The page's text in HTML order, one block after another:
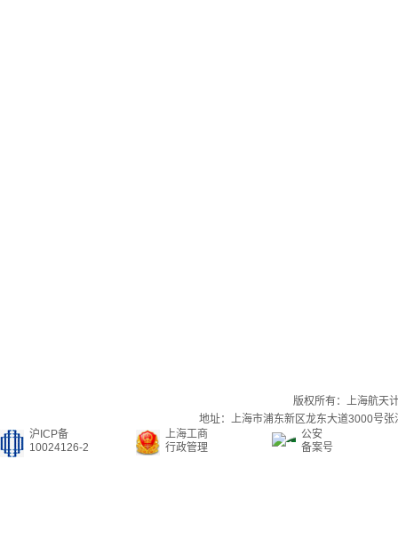
版权所有：上海航天
地址：上海市浦东新区龙东大道3000号
沪ICP备
10024126-2
上海工商
行政管理
公安
备案号